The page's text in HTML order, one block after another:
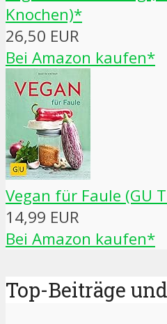
Knochen)*
26,50 EUR
Bei Amazon kaufen*
Vegan für Faule (GU
14,99 EUR
Bei Amazon kaufen*
Top-Beiträge